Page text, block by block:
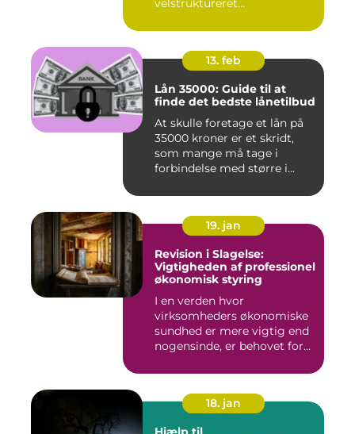
13. feb
Lån 35000: Guide til at
finde det bedste lånetilbud
At skulle foretage et lån på
35000 kroner er et skridt,
som mange må tage i
forbindelse med større i...
19. jan
Revision i Slagelse:
Vigtigheden af professionel
økonomisk styring
I en verden hvor
virksomheders økonomiske
sundhed er mere vigtig end
nogensinde, er behovet for
18. jan